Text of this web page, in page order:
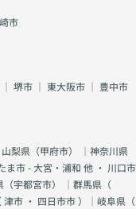
市
堺市 東大阪市 豊中市
梨県（甲府市） ｜神奈川県
ま市 - 大宮・浦和 他 ・ 川口市
（宇都宮市） ｜群馬県（
津市 ・ 四日市市）｜岐阜県（